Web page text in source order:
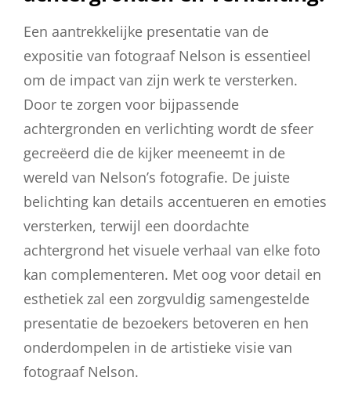
Een aantrekkelijke presentatie van de
expositie van fotograaf Nelson is essentieel
om de impact van zijn werk te versterken.
Door te zorgen voor bijpassende
achtergronden en verlichting wordt de sfeer
gecreëerd die de kijker meeneemt in de
wereld van Nelson’s fotografie. De juiste
belichting kan details accentueren en emoties
versterken, terwijl een doordachte
achtergrond het visuele verhaal van elke foto
kan complementeren. Met oog voor detail en
esthetiek zal een zorgvuldig samengestelde
presentatie de bezoekers betoveren en hen
onderdompelen in de artistieke visie van
fotograaf Nelson.